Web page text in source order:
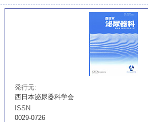
発行元
西日本泌尿器科学会
ISSN
0029-0726